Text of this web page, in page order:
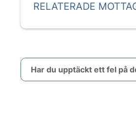
RELATERADE
Har du upptäckt ett fel på